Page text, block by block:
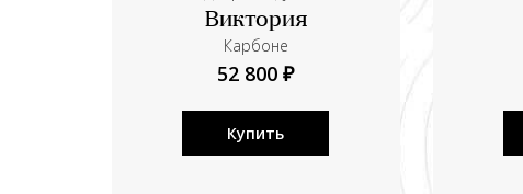
Виктория
Карбоне
52 800 ₽
Купить